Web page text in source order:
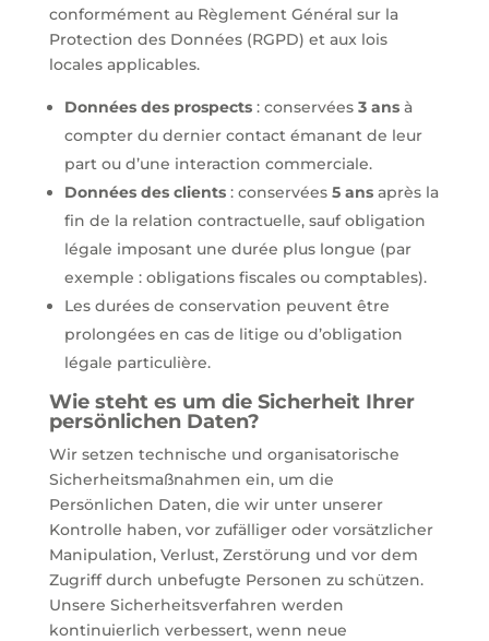
conformément au Règlement Général sur la
Protection des Données (RGPD) et aux lois
locales applicables.
Données des prospects: conservées 3 ansà
compter du dernier contact émanant de leur
part ou d’une interaction commerciale.
Données des clients: conservées 5 ansaprès la
fin de la relation contractuelle, sauf obligation
légale imposant une durée plus longue (par
exemple : obligations fiscales ou comptables).
Les durées de conservation peuvent être
prolongées en cas de litige ou d’obligation
légale particulière.
Wie steht es um die Sicherheit Ihrer
persönlichen Daten?
Wir setzen technische und organisatorische
Sicherheitsmaßnahmen ein, um die
Persönlichen Daten, die wir unter unserer
Kontrolle haben, vor zufälliger oder vorsätzlicher
Manipulation, Verlust, Zerstörung und vor dem
Zugriff durch unbefugte Personen zu schützen.
Unsere Sicherheitsverfahren werden
kontinuierlich verbessert, wenn neue